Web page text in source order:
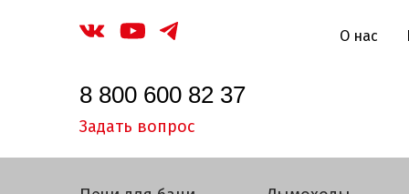
8 800 600 82 37
Задать вопрос
О нас